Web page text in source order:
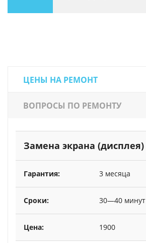
ЦЕНЫ НА РЕМОНТ
ВОПРОСЫ ПО РЕМОНТУ
Замена экрана (дисплея)
3 месяца
30—40 минут
1900